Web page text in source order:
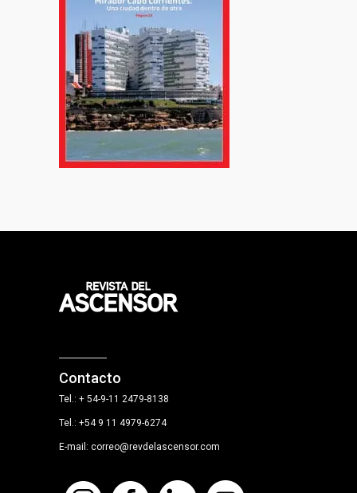
Contacto
Tel.: + 54-9-11 2479-8138
Tel.: +54 9 11 4979-6274
E-mail: correo@revdelascensor.com